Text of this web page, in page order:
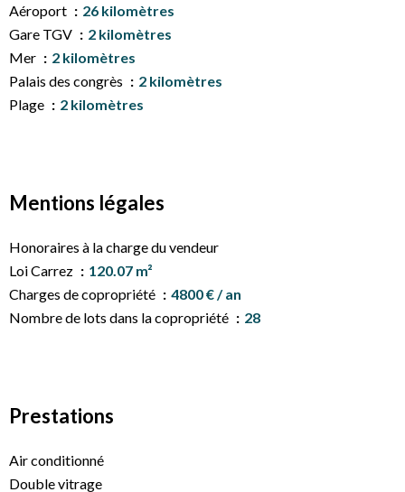
Aéroport
26 kilomètres
Gare TGV
2 kilomètres
Mer
2 kilomètres
Palais des congrès
2 kilomètres
Plage
2 kilomètres
Mentions légales
Honoraires à la charge du vendeur
Loi Carrez
120.07 m²
Charges de copropriété
4800 € / an
Nombre de lots dans la copropriété
28
Prestations
Air conditionné
Double vitrage